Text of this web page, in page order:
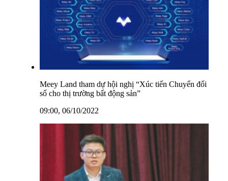
Meey Land tham dự hội nghị “Xúc tiến Chuyển đổi
số cho thị trường bất động sản”
09:00, 06/10/2022